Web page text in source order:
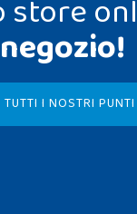
store
I NOSTRI